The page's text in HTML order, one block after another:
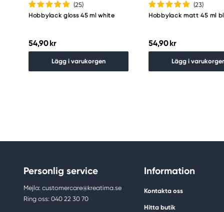
(25)
Hobbylack gloss 45 ml white
54,90 kr
Lägg i varukorgen
(23)
Hobbylack matt 45 ml
54,90 kr
Lägg i
Personlig service
Mejla: customercare@kreatima.se
Ring oss: 040 22 30 70
Information
Kontakta oss
Hitta butik